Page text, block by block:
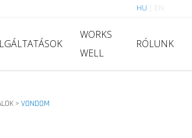
HU EN
WORKS
WELL
RÓLUNK
> VONDOM